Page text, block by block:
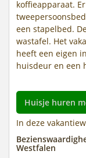
koffieapparaat.
een stapelbed.
wastafel. Het
heeft een eigen
huisdeur en een
Huisje huren
In deze
Westfalen